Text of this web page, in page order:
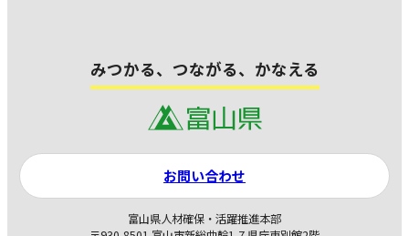
みつかる、つながる、かなえる
富山県人材確保・活躍推進本部
お問い合わせ